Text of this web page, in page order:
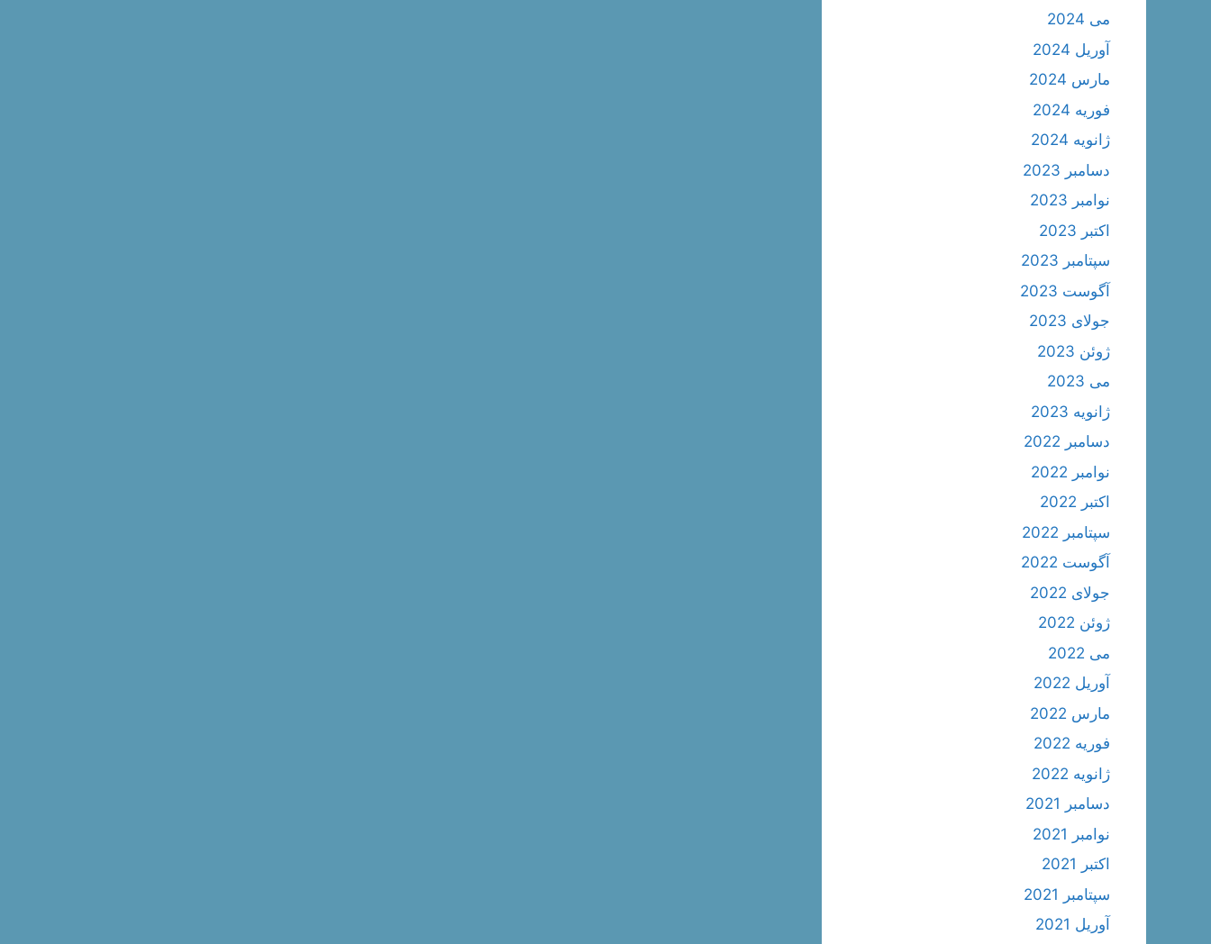
می 2024
آوریل 2024
مارس 2024
فوریه 2024
ژانویه 2024
دسامبر 2023
نوامبر 2023
اکتبر 2023
سپتامبر 2023
آگوست 2023
جولای 2023
ژوئن 2023
می 2023
ژانویه 2023
دسامبر 2022
نوامبر 2022
اکتبر 2022
سپتامبر 2022
آگوست 2022
جولای 2022
ژوئن 2022
می 2022
آوریل 2022
مارس 2022
فوریه 2022
ژانویه 2022
دسامبر 2021
نوامبر 2021
اکتبر 2021
سپتامبر 2021
آوریل 2021